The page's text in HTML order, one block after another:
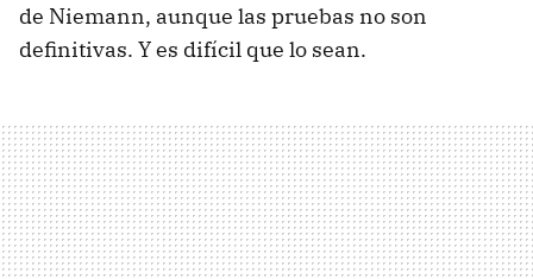
de Niemann, aunque las pruebas no son
definitivas. Y es difícil que lo sean.